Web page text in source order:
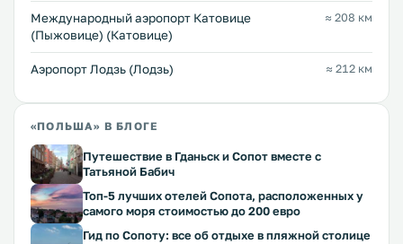
Международный аэропорт Катовице
(Пыжовице) (Катовице)
≈ 208 км
Аэропорт Лодзь (Лодзь) ≈ 212 км
«ПОЛЬША» В БЛОГЕ
Путешествие в Гданьск и Сопот вместе с
Татьяной Бабич
Топ-5 лучших отелей Сопота, расположенных у
самого моря стоимостью до 200 евро
Гид по Сопоту: все об отдыхе в пляжной столице